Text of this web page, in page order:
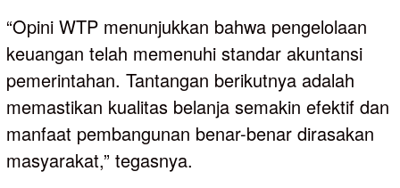
“Opini WTP menunjukkan bahwa pengelolaan
keuangan telah memenuhi standar akuntansi
pemerintahan. Tantangan berikutnya adalah
memastikan kualitas belanja semakin efektif dan
manfaat pembangunan benar-benar dirasakan
masyarakat,” tegasnya.